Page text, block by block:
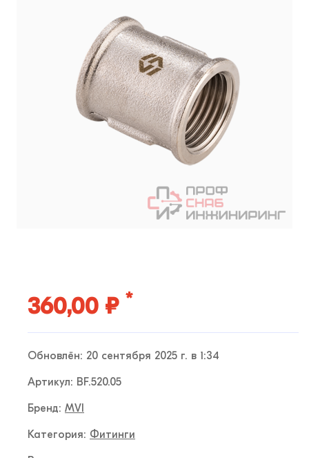
360,00 ₽ *
Обновлён: 20 сентября 2025 г. в 1:34
Артикул: BF.520.05
Бренд: MVI
Категория: Фитинги